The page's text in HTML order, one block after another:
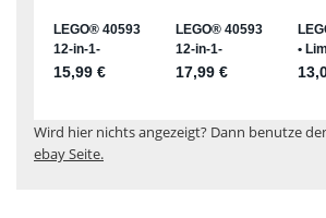
Wird hier nichts angezeigt? Dann benutze
ebay Seite.